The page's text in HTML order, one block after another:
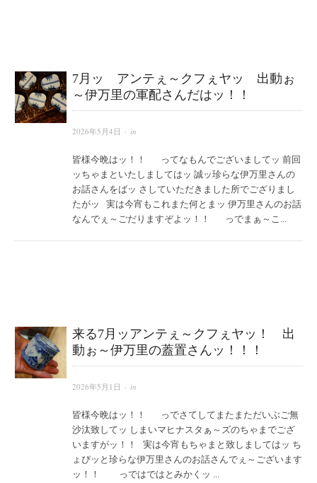
7月ッ アンテぇ～クフぇヤッ 出動ぉ
～伊万里の軍配さんだはッ！！
2026年5月4日 · in
皆様今晩はッ！！ ってなもんでございましてッ 前回
ッちゃまといたしましてはッ 誠ッ珍らな伊万里さんの
お話さんをばッ さしていただきました所でござりまし
たがッ 実は今宵もこれまた何とまッ 伊万里さんのお話
なんでぇ～ごだりますぞよッ！！ っでまぁ～こ...
来る7月ッアンテぇ～クフぇヤッ！ 出
動ぉ～伊万里の蓋置さんッ！！！
2026年5月1日 · in
皆様今晩はッ！！ っでさてしてまたまただいぶご無
沙汰致してッ しまいマヒナスタぁ～ズのちゃまでござ
いますがッ！！ 実は今宵もちゃまと致しましてはッ ち
ょぴッと珍らな伊万里さんのお話さんでぇ～ございます
ッ！！ っではではとみかくッ ...